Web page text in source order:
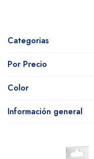
Categorias
Por Precio
Color
Información general